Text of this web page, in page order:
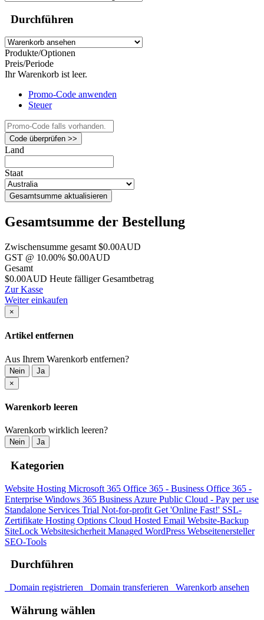
Durchführen
Produkte/Optionen
Preis/Periode
Ihr Warenkorb ist leer.
Promo-Code anwenden
Steuer
Code überprüfen >>
Land
Staat
Gesamtsumme aktualisieren
Gesamtsumme der Bestellung
Zwischensumme gesamt $0.00AUD
GST @ 10.00% $0.00AUD
Gesamt
$0.00AUD Heute fälliger Gesamtbetrag
Zur Kasse
Weiter einkaufen
×
Artikel entfernen
Aus Ihrem Warenkorb entfernen?
Nein
Ja
×
Warenkorb leeren
Warenkorb wirklich leeren?
Nein Ja
Kategorien
Website Hosting Microsoft 365 Office 365 - Business Office 365 -
Enterprise Windows 365 Business Azure Public Cloud - Pay per use
Standalone Services Trial Not-for-profit Get 'Online Fast!' SSL-
Zertifikate Hosting Options Cloud Hosted Email Website-Backup
SiteLock Websitesicherheit Managed WordPress Webseitenersteller
SEO-Tools
Durchführen
Domain registrieren Domain transferieren Warenkorb ansehen
Währung wählen